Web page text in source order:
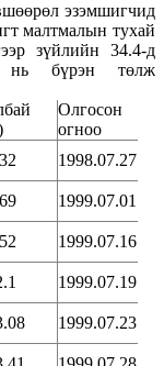
эзэмшигчид
малтмалын тухай
зүйлийн 34.4-д
нь бүрэн төлж
Олгосон
огноо
1998.07.27
1999.07.01
1999.07.16
1999.07.19
1999.07.23